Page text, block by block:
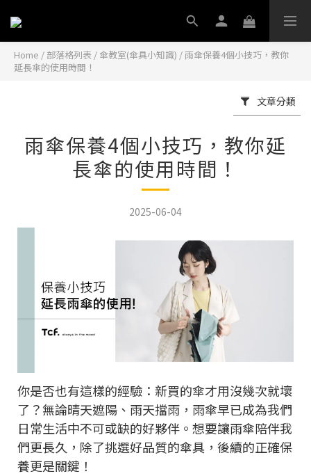
Home / 部落格列表 / 傘教室(傘具小知識) /雨傘保養4個小技巧，教你
延長傘的使用時間！
文章分類
雨傘保養4個小技巧，教你延
長傘的使用時間！
2025-06-04
你是否也有這樣的經驗：新買的傘才用沒幾次就壞
了？無論晴天遮陽、雨天擋雨，雨傘早已成為我們
日常生活中不可或缺的好夥伴。想要讓雨傘陪伴我
們更長久，除了挑選好品質的傘具，後續的正確保
養更是關鍵！